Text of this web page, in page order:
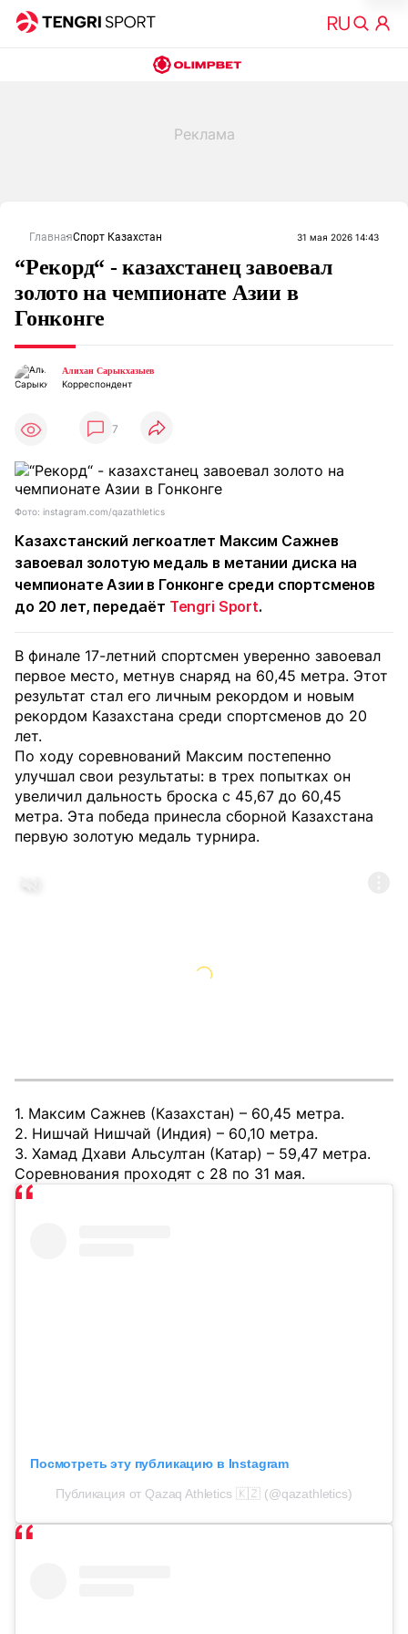
ГлавнаяСпорт Казахстан 31 мая 2026 14:43
“Рекорд“ - казахстанец завоевал
золото на чемпионате Азии в
Гонконге
Алихан Сарыкхазыев
Корреспондент
7
Фото: instagram.com/qazathletics
Казахстанский легкоатлет Максим Сажнев
завоевал золотую медаль в метании диска на
чемпионате Азии в Гонконге среди спортсменов
до 20 лет, передаёт Tengri Sport.
В финале 17-летний спортсмен уверенно завоевал
первое место, метнув снаряд на 60,45 метра. Этот
результат стал его личным рекордом и новым
рекордом Казахстана среди спортсменов до 20
лет.
По ходу соревнований Максим постепенно
улучшал свои результаты: в трех попытках он
увеличил дальность броска с 45,67 до 60,45
метра. Эта победа принесла сборной Казахстана
первую золотую медаль турнира.
1. Максим Сажнев (Казахстан) – 60,45 метра.
2. Нишчай Нишчай (Индия) – 60,10 метра.
3. Хамад Дхави Альсултан (Катар) – 59,47 метра.
Соревнования проходят с 28 по 31 мая.
Посмотреть эту публикацию в Instagram
Публикация от Qazaq Athletics 🇰🇿 (@qazathletics)